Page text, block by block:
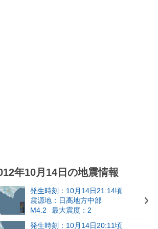
年10月14日の地震情報
発生時刻：10月14日21:14頃
震源地：日高地方中部
M4.2
最大震度：2
発生時刻：10月14日20:11頃